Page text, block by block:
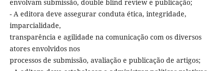
envolvam submissão, double blind review e publicação;
- A editora deve assegurar conduta ética, integridade,
imparcialidade,
transparência e agilidade na comunicação com os diversos
atores envolvidos nos
processos de submissão, avaliação e publicação de artigos;